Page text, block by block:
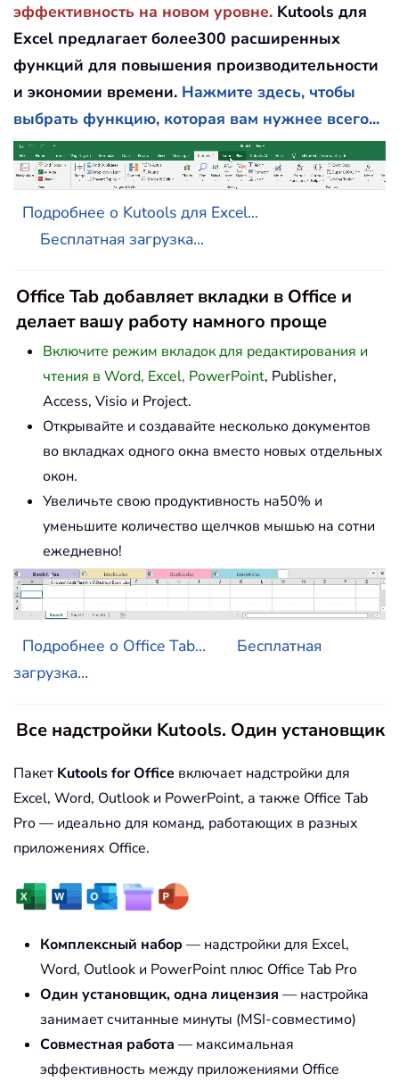
эффективность на новом уровне. Kutools для
Excel предлагает более300 расширенных
функций для повышения производительности
и экономии времени. Нажмите здесь, чтобы
выбрать функцию, которая вам нужнее всего...
Подробнее о Kutools для Excel...
Бесплатная загрузка...
Office Tab добавляет вкладки в Office и
делает вашу работу намного проще
Включите режим вкладок для редактирования и
чтения в Word, Excel, PowerPoint, Publisher,
Access, Visio и Project.
Открывайте и создавайте несколько документов
во вкладках одного окна вместо новых отдельных
окон.
Увеличьте свою продуктивность на50% и
уменьшите количество щелчков мышью на сотни
ежедневно!
Подробнее о Office Tab...
Бесплатная
загрузка...
Все надстройки Kutools. Один установщик
Пакет Kutools for Office включает надстройки для
Excel, Word, Outlook и PowerPoint, а также Office Tab
Pro — идеально для команд, работающих в разных
приложениях Office.
Комплексный набор — надстройки для Excel,
Word, Outlook и PowerPoint плюс Office Tab Pro
Один установщик, одна лицензия — настройка
занимает считанные минуты (MSI-совместимо)
Совместная работа — максимальная
эффективность между приложениями Office